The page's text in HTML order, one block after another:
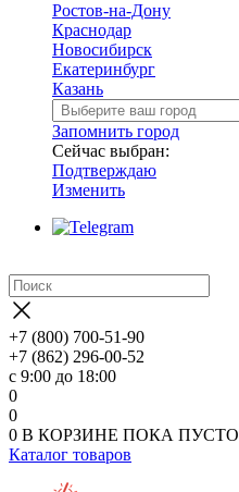
Ростов-на-Дону
Краснодар
Новосибирск
Екатеринбург
Казань
Запомнить город
Сейчас выбран:
Подтверждаю
Изменить
+7 (800) 700-51-90
+7 (862) 296-00-52
с 9:00 до 18:00
0
0
0 В КОРЗИНЕ ПОКА ПУСТО
Каталог товаров